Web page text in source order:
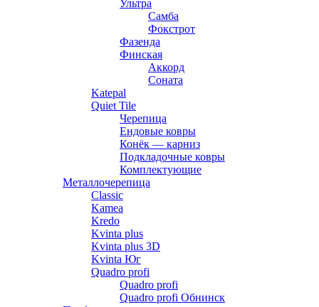
Ультра
Самба
Фокстрот
Фазенда
Финская
Аккорд
Соната
Katepal
Quiet Tile
Черепица
Ендовые ковры
Конёк — карниз
Подкладочные ковры
Комплектующие
Металлочерепица
Classic
Kamea
Kredo
Kvinta plus
Kvinta plus 3D
Kvinta Юг
Quadro profi
Quadro profi
Quadro profi Обнинск